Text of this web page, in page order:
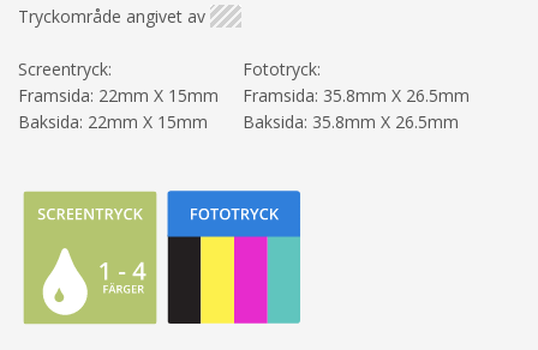
Tryckområde angivet av
Screentryck:
Framsida: 22mm X 15mm
Baksida: 22mm X 15mm
Fototryck:
Framsida: 35.8mm X 26.5mm
Baksida: 35.8mm X 26.5mm